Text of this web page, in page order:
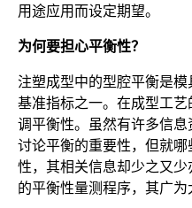
用途应用而设定期望。
为何要担心平衡性？
注塑成型中的型腔平衡是
基准指标之一。在成型工
调平衡性。虽然有许多信息
讨论平衡的重要性，但就哪
性，其相关信息却少之又
的平衡性量测程序，其广为